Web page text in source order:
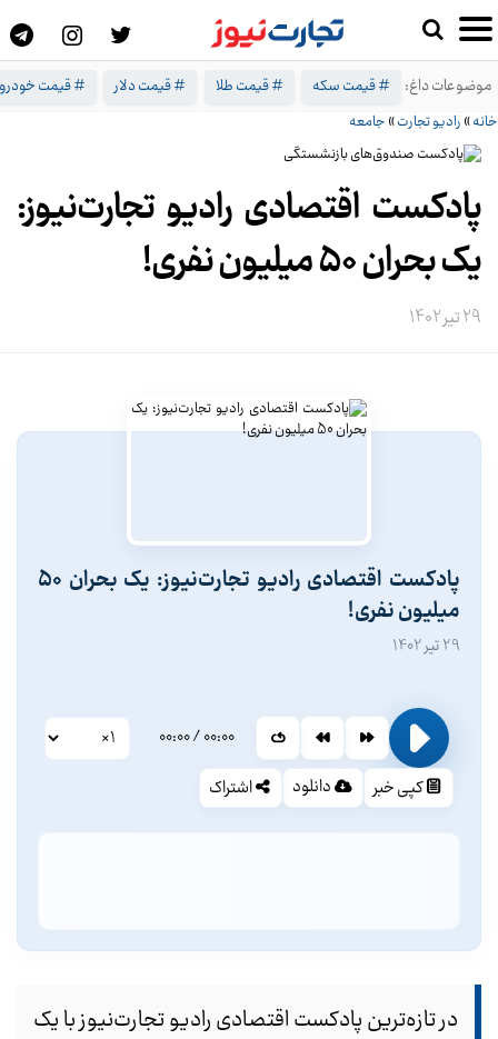
موضوعات داغ: # قیمت سکه # قیمت طلا # قیمت دلار # قیمت خودرو
خانه» رادیو تجارت» جامعه
پادکست اقتصادی رادیو تجارت‌نیوز:
یک بحران 50 میلیون نفری!
29 تیر 1402
پادکست اقتصادی رادیو تجارت‌نیوز: یک بحران 50
میلیون نفری!
29 تیر 1402
00:00
/
00:00
سرعت پخش
کپی خبر دانلود اشتراک
در تازه‌ترین پادکست اقتصادی رادیو تجارت‌نیوز با یک